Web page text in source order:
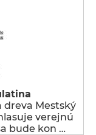
dreva Mestský
verejnú
bude kon …